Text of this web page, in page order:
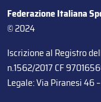
Federazione Italiana
© 2024
Iscrizione al Registro
n.1562/2017 CF
Legale: Via Piranesi 46